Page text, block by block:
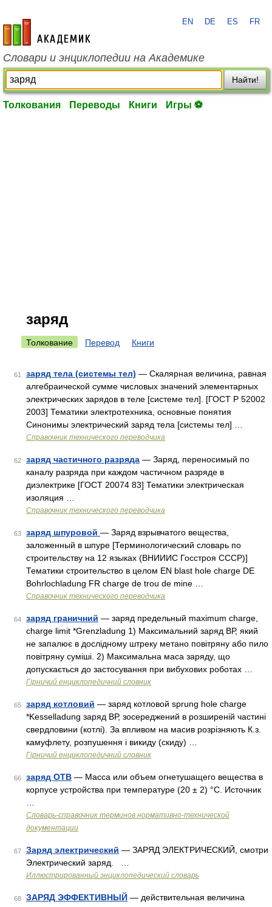
academic.ru
EN DE ES FR
Словари и энциклопедии на Академике
Найти!
Толкования Переводы Книги Игры ⚽
заряд
Толкование Перевод Книги
61 заряд тела (системы тел) — Скалярная величина, равная
алгебраической сумме числовых значений элементарных
электрических зарядов в теле [системе тел]. [ГОСТ Р 52002
2003] Тематики электротехника, основные понятия
Синонимы электрический заряд тела [системы тел] …
Справочник технического переводчика
62 заряд частичного разряда — Заряд, переносимый по
каналу разряда при каждом частичном разряде в
диэлектрике [ГОСТ 20074 83] Тематики электрическая
изоляция …
Справочник технического переводчика
63 заряд шпуровой — Заряд взрывчатого вещества,
заложенный в шпуре [Терминологический словарь по
строительству на 12 языках (ВНИИИС Госстроя СССР)]
Тематики строительство в целом EN blast hole charge DE
Bohrlochladung FR charge de trou de mine …
Справочник технического переводчика
64 заряд граничний — заряд предельный maximum charge,
charge limit *Grenzladung 1) Максимальний заряд ВР, який
не запалює в дослідному штреку метано повітряну або пило
повітряну суміші. 2) Максимальна маса заряду, що
допускається до застосування при вибухових роботах …
Гірничий енциклопедичний словник
65 заряд котловий — заряд котловой sprung hole charge
*Kesselladung заряд ВР, зосереджений в розширеній частині
свердловини (котлі). За впливом на масив розрізняють К.з.
камуфлету, розпушення і викиду (скиду) …
Гірничий енциклопедичний словник
66 заряд ОТВ — Масса или объем огнетушащего вещества в
корпусе устройства при температуре (20 ± 2) °C. Источник
Словарь-справочник терминов нормативно-технической
документации
67 Заряд электрический — ЗАРЯД ЭЛЕКТРИЧЕСКИЙ, смотри
Электрический заряд. …
Иллюстрированный энциклопедический словарь
68 ЗАРЯД ЭФФЕКТИВНЫЙ — действительная величина